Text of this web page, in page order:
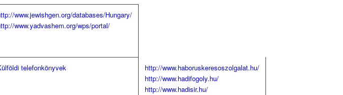
www.jewishgen.org/databases/Hungary/
www.yadvashem.org/wps/portal/
telefonkönyvek
http://www.haboruskeresoszolgalat.hu/
http://www.hadifogoly.hu/
http://www.hadisir.hu/